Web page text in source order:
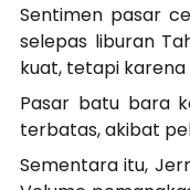
Sentimen pasar
selepas liburan
kuat, tetapi karena
Pasar batu bara
terbatas, akibat
Sementara itu,